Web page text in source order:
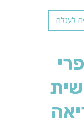
לעגלה